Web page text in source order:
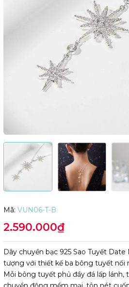
Mã: VUN06-T-B
2.590.000₫
Dây chuyền bạc 925 Sao Tuyết
tượng với thiết kế ba bông tuyết nối
Mỗi bông tuyết phủ đầy đá lấp lánh,